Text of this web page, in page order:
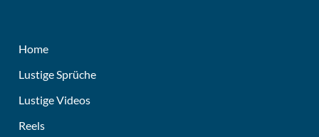
Home
Lustige Sprüche
Lustige Videos
Reels